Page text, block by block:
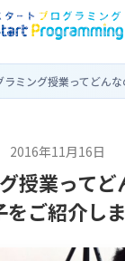
ラミング授業ってどん
2016年11月16日
授業ってど
をご紹介し